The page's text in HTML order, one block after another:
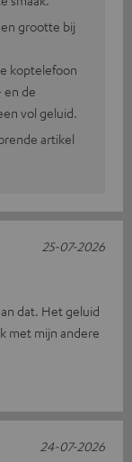
grootte bij
koptelefoon
en de
vol geluid.
artikel
dat. Het geluid
met mijn andere
25-07-2026
24-07-2026